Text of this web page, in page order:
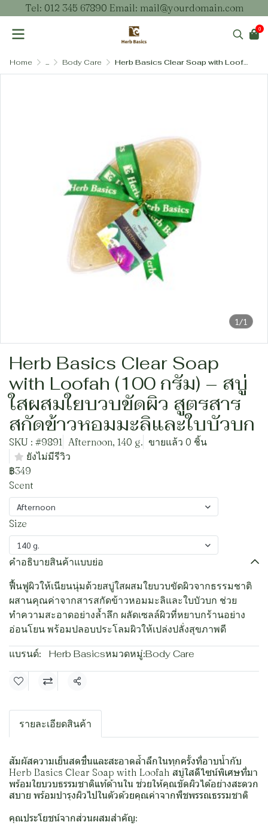
Tel: 012 345 67890 Email: mail@yourdomain.com
0
Home ... Body Care Herb Basics Clear Soap with Loofah (100 กรัม) – สบู่ใสผสมใยบวบขัดผิว สูตรสารสกัดข้าวหอมมะลิและใบบัวบก
1/1
Herb Basics Clear Soap
with Loofah (100 กรัม) – สบู่
ใสผสมใยบวบขัดผิว สูตรสาร
สกัดข้าวหอมมะลิและใบบัวบก
SKU : #9891 Afternoon, 140 g. ขายแล้ว 0 ชิ้น
ยังไม่มีรีวิว
฿349
Scent
Afternoon
Size
140 g.
คำอธิบายสินค้าแบบย่อ
ฟื้นฟูผิวให้เนียนนุ่มด้วยสบู่ใสผสมใยบวบขัดผิวจากธรรมชาติ
ผสานคุณค่าจากสารสกัดข้าวหอมมะลิและใบบัวบก ช่วย
ทำความสะอาดอย่างล้ำลึก ผลัดเซลล์ผิวที่หยาบกร้านอย่าง
อ่อนโยน พร้อมปลอบประโลมผิวให้เปล่งปลั่งสุขภาพดี
แบรนด์: Herb Basicsหมวดหมู่:Body Care
แชร์
รายละเอียดสินค้า
สัมผัสความเย็นสดชื่นและสะอาดล้ำลึกในทุกครั้งที่อาบน้ำกับ
Herb Basics Clear Soap with Loofah สบู่ใสดีไซน์พิเศษที่มา
พร้อมใยบวบธรรมชาติแท้ด้านใน ช่วยให้คุณขัดผิวได้อย่างสะดวก
สบาย พร้อมบำรุงผิวไปในตัวด้วยคุณค่าจากพืชพรรณธรรมชาติ
คุณประโยชน์จากส่วนผสมสำคัญ: